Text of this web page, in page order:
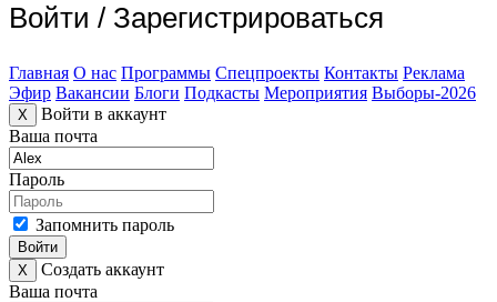
Войти / Зарегистрироваться
Главная О нас Программы Спецпроекты Контакты Реклама
Эфир Вакансии Блоги Подкасты Мероприятия Выборы-2026
X
Войти в аккаунт
Ваша почта
Пароль
Запомнить пароль
Войти
X
Создать аккаунт
Ваша почта